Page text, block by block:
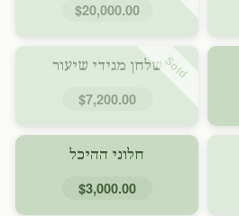
$20,000.00
Sold שלחן מגידי שיעור
$7,200.00
חלוני ההיכל
$3,000.00